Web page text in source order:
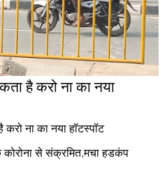
है करो ना का नया
ना का नया हॉटस्पॉट
से संक्रमित,मचा हडकंप